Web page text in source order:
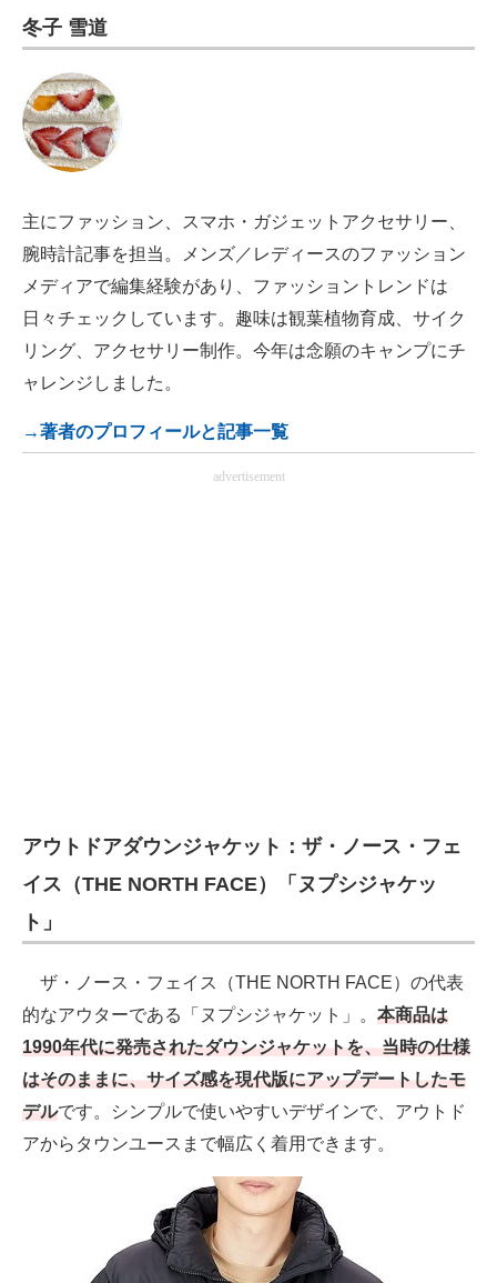
冬子 雪道
主にファッション、スマホ・ガジェットアクセサリー、
腕時計記事を担当。メンズ／レディースのファッション
メディアで編集経験があり、ファッショントレンドは
日々チェックしています。趣味は観葉植物育成、サイク
リング、アクセサリー制作。今年は念願のキャンプにチ
ャレンジしました。
→著者のプロフィールと記事一覧
advertisement
アウトドアダウンジャケット：ザ・ノース・フェ
イス（THE NORTH FACE）「ヌプシジャケッ
ト」
ザ・ノース・フェイス（THE NORTH FACE）の代表
的なアウターである「ヌプシジャケット」。 本商品は
1990年代に発売されたダウンジャケットを、当時の仕様
はそのままに、サイズ感を現代版にアップデートしたモ
デルです。シンプルで使いやすいデザインで、アウトド
アからタウンユースまで幅広く着用できます。